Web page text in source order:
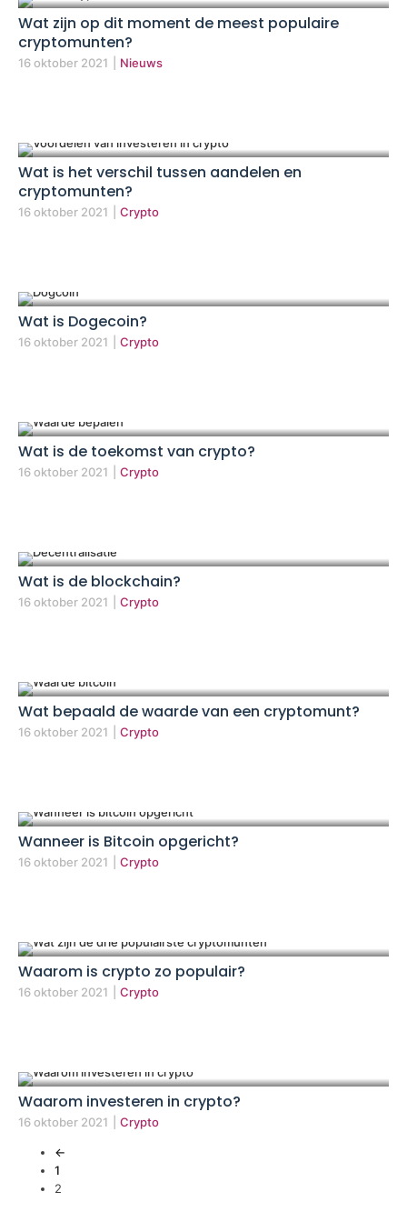
Wat zijn op dit moment de meest populaire
cryptomunten?
16 oktober 2021 Nieuws
Wat is het verschil tussen aandelen en
cryptomunten?
16 oktober 2021 Crypto
Wat is Dogecoin?
16 oktober 2021 Crypto
Wat is de toekomst van crypto?
16 oktober 2021 Crypto
Wat is de blockchain?
16 oktober 2021 Crypto
Wat bepaald de waarde van een cryptomunt?
16 oktober 2021 Crypto
Wanneer is Bitcoin opgericht?
16 oktober 2021 Crypto
Waarom is crypto zo populair?
16 oktober 2021 Crypto
Waarom investeren in crypto?
16 oktober 2021 Crypto
←
1
2